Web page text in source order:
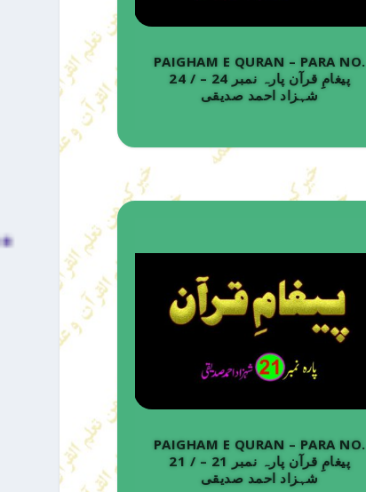
PAIGHAM E QURAN – PARA NO.
24 / پیغامِ قرآن پارہ نمبر 24 –
شہزاد احمد صدیقی
PAIGHAM E QURAN – PARA NO.
21 / پیغامِ قرآن پارہ نمبر 21 –
شہزاد احمد صدیقی